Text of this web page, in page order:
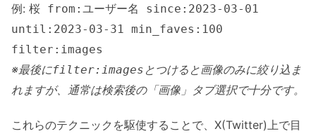
例: 桜 from:ユーザー名 since:2023-03-01
until:2023-03-31 min_faves:100
filter:images
※最後にfilter:images とつけると画像のみに絞り込ま
れますが、通常は検索後の「画像」タブ選択で十分です。
これらのテクニックを駆使することで、X(Twitter)上で目